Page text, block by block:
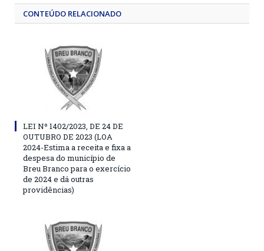
CONTEÚDO RELACIONADO
LEI Nº 1402/2023, DE 24 DE
OUTUBRO DE 2023 (LOA
2024-Estima a receita e fixa a
despesa do município de
Breu Branco para o exercício
de 2024 e dá outras
providências)